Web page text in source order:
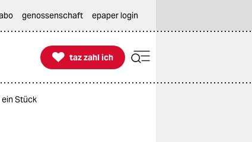
genossenschaft epaper login

taz zahl ich
taz zahl ich
ein Stück